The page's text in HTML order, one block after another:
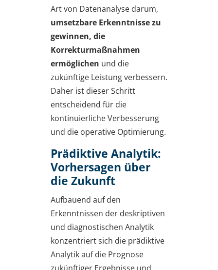
Art von Datenanalyse darum,
umsetzbare Erkenntnisse zu
gewinnen, die
Korrekturmaßnahmen
ermöglichen und die
zukünftige Leistung verbessern.
Daher ist dieser Schritt
entscheidend für die
kontinuierliche Verbesserung
und die operative Optimierung.
Prädiktive Analytik:
Vorhersagen über
die Zukunft
Aufbauend auf den
Erkenntnissen der deskriptiven
und diagnostischen Analytik
konzentriert sich die prädiktive
Analytik auf die Prognose